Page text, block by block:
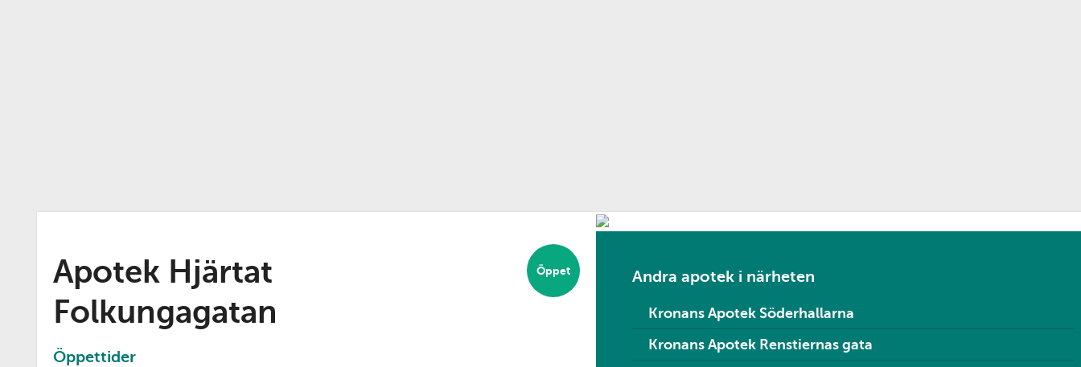
Öppet
Apotek Hjärtat
Folkungagatan
Öppettider
Andra apotek i närheten
Kronans Apotek Söderhallarna
Kronans Apotek Renstiernas gata